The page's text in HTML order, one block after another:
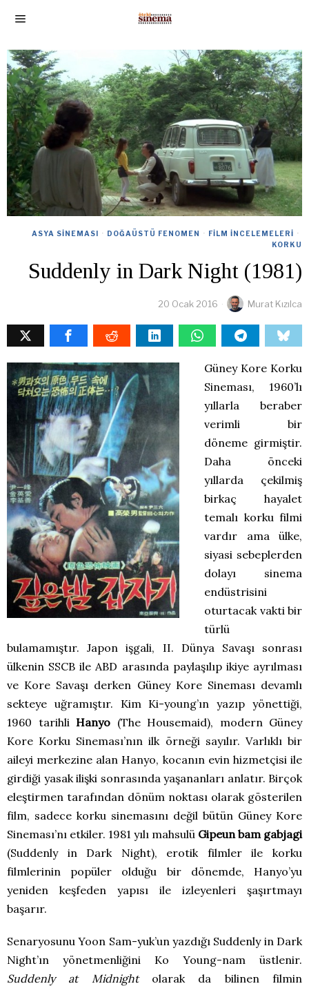
ASYA SINEMASI · DOĞAÜSTÜ FENOMEN · FILM İNCELEMELERI ·
KORKU
Suddenly in Dark Night (1981)
20 Ocak 2016 Murat Kızılca
Güney Kore Korku
Sineması, 1960’lı
yıllarla beraber
verimli bir
döneme girmiştir.
Daha önceki
yıllarda çekilmiş
birkaç hayalet
temalı korku filmi
vardır ama ülke,
siyasi sebeplerden
dolayı sinema
endüstrisini
oturtacak vakti bir
türlü
bulamamıştır. Japon işgali, II. Dünya Savaşı sonrası
ülkenin SSCB ile ABD arasında paylaşılıp ikiye ayrılması
ve Kore Savaşı derken Güney Kore Sineması devamlı
sekteye uğramıştır. Kim Ki-young’ın yazıp yönettiği,
1960 tarihli Hanyo (The Housemaid), modern Güney
Kore Korku Sineması’nın ilk örneği sayılır. Varlıklı bir
aileyi merkezine alan Hanyo, kocanın evin hizmetçisi ile
girdiği yasak ilişki sonrasında yaşananları anlatır. Birçok
eleştirmen tarafından dönüm noktası olarak gösterilen
film, sadece korku sinemasını değil bütün Güney Kore
Sineması’nı etkiler. 1981 yılı mahsulü Gipeun bam gabjagi
(Suddenly in Dark Night), erotik filmler ile korku
filmlerinin popüler olduğu bir dönemde, Hanyo’yu
yeniden keşfeden yapısı ile izleyenleri şaşırtmayı
başarır.
Senaryosunu Yoon Sam-yuk’un yazdığı Suddenly in Dark
Night’ın yönetmenliğini Ko Young-nam üstlenir.
Suddenly at Midnightolarak da bilinen filmin